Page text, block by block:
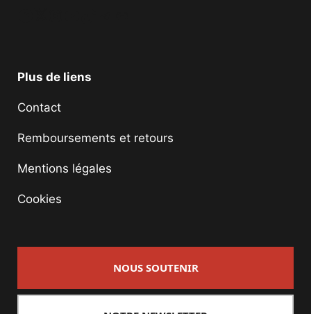
Plus de liens
Contact
Remboursements et retours
Mentions légales
Cookies
NOUS SOUTENIR